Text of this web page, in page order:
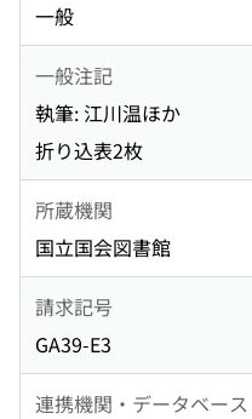
一般
一般注記
執筆: 江川温ほか
折り込表2枚
所蔵機関
国立国会図書館
請求記号
GA39-E3
連携機関・データベース